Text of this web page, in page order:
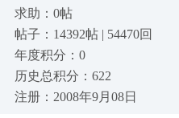
求助：0帖
帖子：14392帖 | 54470回
年度积分：0
历史总积分：622
注册：2008年9月08日